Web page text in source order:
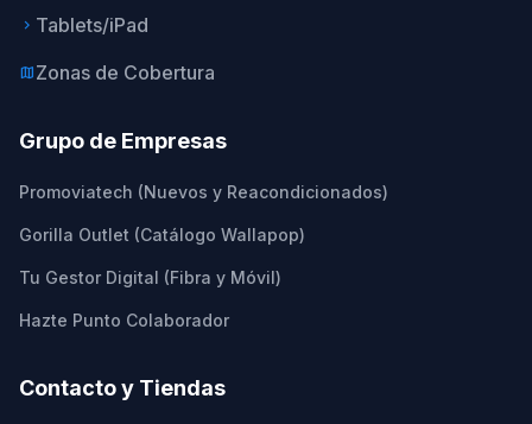
keyboard_arrow_right Tablets/iPad
mapZonas de Cobertura
Grupo de Empresas
Promoviatech (Nuevos y Reacondicionados)
Gorilla Outlet (Catálogo Wallapop)
Tu Gestor Digital (Fibra y Móvil)
Hazte Punto Colaborador
Contacto y Tiendas